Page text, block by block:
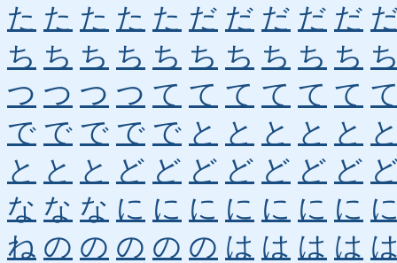
た た た た た だ だ だ だ だ
ち ち ち ち ち ち ち ち ち ち
つ つ つ つ て て て て て て
で で で で で と と と と と
と と と ど ど ど ど ど ど ど
な な な に に に に に に に
ね の の の の の は は は は